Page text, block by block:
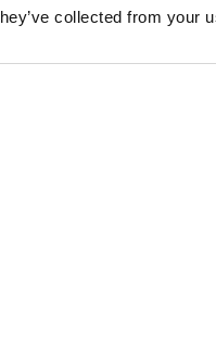
collected from your
loa oma